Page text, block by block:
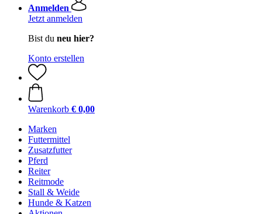
Anmelden
Jetzt anmelden
Bist du neu hier?
Konto erstellen
Warenkorb € 0,00
Marken
Futtermittel
Zusatzfutter
Pferd
Reiter
Reitmode
Stall & Weide
Hunde & Katzen